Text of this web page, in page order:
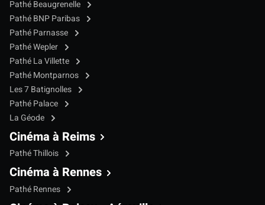
Pathé Beaugrenelle
Pathé BNP Paribas
Pathé Parnasse
Pathé Wepler
Pathé La Villette
Pathé Montparnos
Les 7 Batignolles
Pathé Palace
La Géode
Cinéma à Reims
Pathé Thillois
Cinéma à Rennes
Pathé Rennes